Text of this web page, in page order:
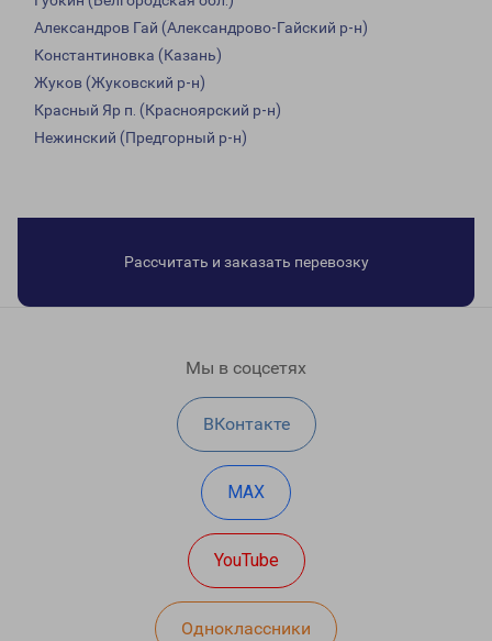
Александров Гай (Александрово-Гайский р-н)
Константиновка (Казань)
Жуков (Жуковский р-н)
Красный Яр п. (Красноярский р-н)
Нежинский (Предгорный р-н)
Рассчитать и заказать перевозку
Мы в соцсетях
ВКонтакте
MAX
YouTube
Одноклассники